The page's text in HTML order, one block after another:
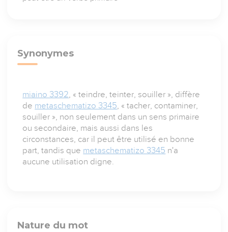
Synonymes
miaino 3392, « teindre, teinter, souiller », diffère
de metaschematizo 3345, « tacher, contaminer,
souiller », non seulement dans un sens primaire
ou secondaire, mais aussi dans les
circonstances, car il peut être utilisé en bonne
part, tandis que metaschematizo 3345 n'a
aucune utilisation digne.
Nature du mot